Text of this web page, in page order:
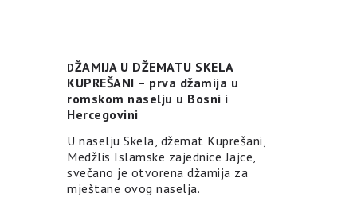
DŽAMIJA U DŽEMATU SKELA
KUPREŠANI – prva džamija u
romskom naselju u Bosni i
Hercegovini
U naselju Skela, džemat Kuprešani,
Medžlis Islamske zajednice Jajce,
svečano je otvorena džamija za
mještane ovog naselja.